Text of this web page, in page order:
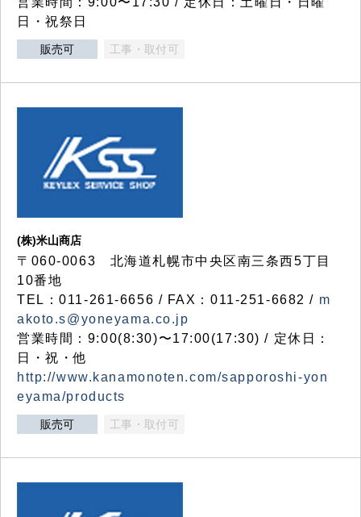
日・祝祭日
販売可 工事・取付可
(株)米山商店
〒060-0063 北海道札幌市中央区南三条西5丁目
10番地
TEL：011-261-6656 / FAX：011-251-6682 / m
akoto.s@yoneyama.co.jp
営業時間：9:00(8:30)〜17:00(17:30) / 定休日：
日・祝・他
http://www.kanamonoten.com/sapporoshi-yon
eyama/products
販売可 工事・取付可